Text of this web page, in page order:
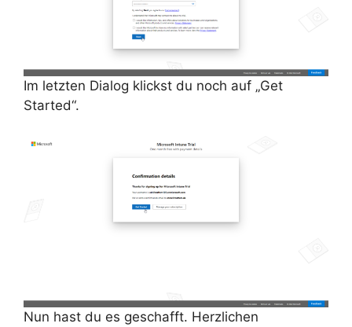
Im letzten Dialog klickst du noch auf „Get
Started“.
Nun hast du es geschafft. Herzlichen